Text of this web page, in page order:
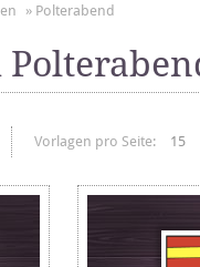
» Polterabend
Vorlagen pro Seite: 15